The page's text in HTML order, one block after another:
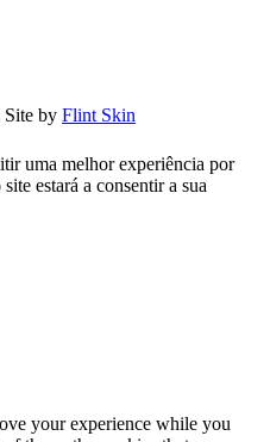
Site by Flint Skin
uma melhor experiência por
estará a consentir a sua
your experience while you